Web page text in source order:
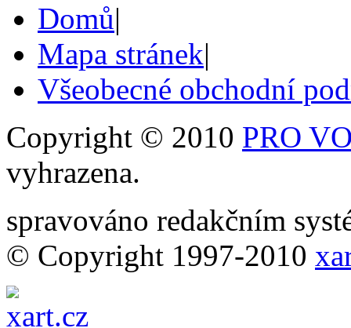
Domů|
Mapa stránek|
Všeobecné obchodní
Copyright © 2010 PRO
vyhrazena.
spravováno redakčním
© Copyright 1997-2010